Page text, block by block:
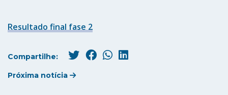
Resultado final fase 2
Compartilhe:
Próxima notícia